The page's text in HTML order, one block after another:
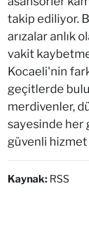
takip ediliyor.
arızalar anlık
vakit
Kocaeli'nin
geçitlerde
merdivenler,
sayesinde her
güvenli
Kaynak: RSS